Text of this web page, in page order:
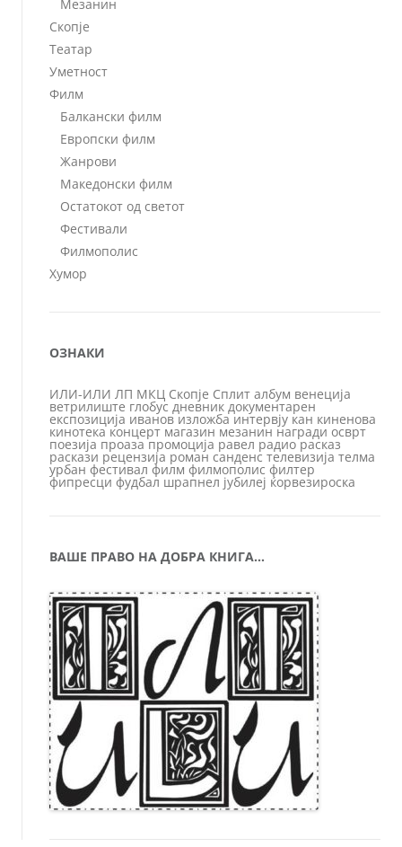
Мезанин
Скопје
Театар
Уметност
Филм
Балкански филм
Европски филм
Жанрови
Македонски филм
Остатокот од светот
Фестивали
Филмополис
Хумор
ОЗНАКИ
ИЛИ-ИЛИ ЛП МКЦ Скопје Сплит албум венеција
ветрилиште глобус дневник документарен
експозиција иванов изложба интервју кан киненова
кинотека концерт магазин мезанин награди осврт
поезија проаза промоција равел радио расказ
раскази рецензија роман санденс телевизија телма
урбан фестивал филм филмополис филтер
фипресци фудбал шрапнел јубилеј ќорвезироска
ВАШЕ ПРАВО НА ДОБРА КНИГА…